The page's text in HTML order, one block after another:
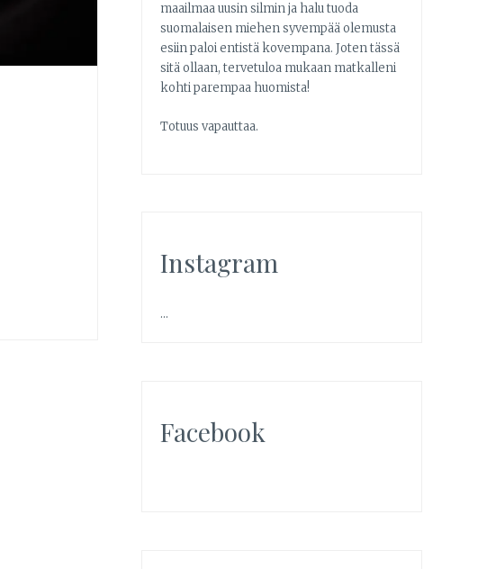
maailmaa uusin silmin ja halu tuoda
suomalaisen miehen syvempää olemusta
esiin paloi entistä kovempana. Joten tässä
sitä ollaan, tervetuloa mukaan matkalleni
kohti parempaa huomista!
Totuus vapauttaa.
Instagram
…
Facebook